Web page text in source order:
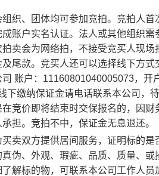
织、团体均可参加竞拍。竞拍人首
账户实名认证。法人或其他组织需
卖会为网络拍，不接受竞买人现场
尾款。竞买人还可以选择线下方式
账户：11160801040005073，开
下缴纳保证金请电话联系本公司，
竞价即将结束时交保报名的，因财
担。竞拍不中，保证金无息退还。
卖双方提供居间服务，证明标的是
伪、外观、瑕疵、品质、质量、或
解标的物，可联系本公司工作人员